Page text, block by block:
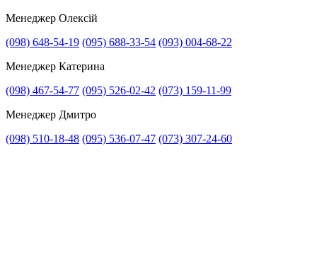
Менеджер Олексій
(098) 648-54-19 (095) 688-33-54 (093) 004-68-22
Менеджер Катерина
(098) 467-54-77 (095) 526-02-42 (073) 159-11-99
Менеджер Дмитро
(098) 510-18-48 (095) 536-07-47 (073) 307-24-60